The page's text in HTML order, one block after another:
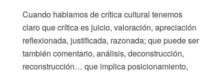
Cuando hablamos de crítica cultural tenemos
claro que crítica es juicio, valoración, apreciación
reflexionada, justificada, razonada; que puede ser
también comentario, análisis, deconstrucción,
reconstrucción… que implica posicionamiento,